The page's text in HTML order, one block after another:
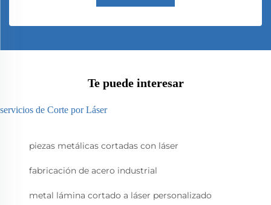
Te puede interesar
servicios de Corte por Láser
piezas metálicas cortadas con láser
fabricación de acero industrial
metal lámina cortado a láser personalizado